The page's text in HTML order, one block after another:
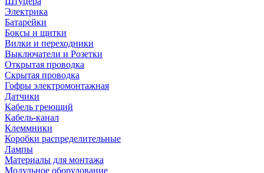
Электрика
Батарейки
Боксы и щитки
Вилки и переходники
Выключатели и Розетки
Открытая проводка
Скрытая проводка
Гофры электромонтажная
Датчики
Кабель греющий
Кабель-канал
Клеммники
Коробки распределительные
Лампы
Материалы для монтажа
Модульное оборудование